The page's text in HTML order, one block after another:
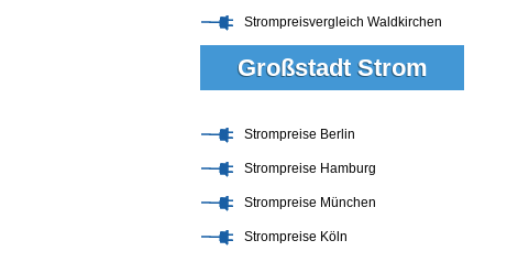
Strompreisvergleich Waldkirchen
Großstadt Strom
Strompreise Berlin
Strompreise Hamburg
Strompreise München
Strompreise Köln